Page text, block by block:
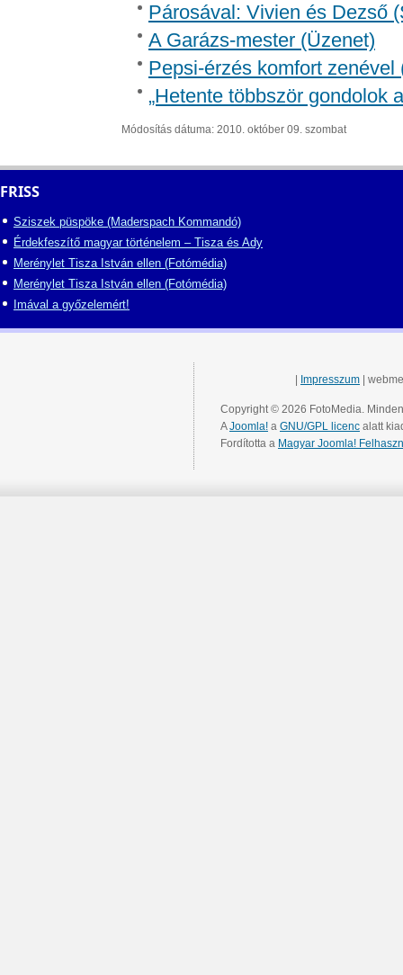
Párosával: Vivien és Dezső
A Garázs-mester (Üzenet)
Pepsi-érzés komfort zenével
„Hetente többször gondolok
Módosítás dátuma: 2010. október 09. szombat
FRISS
Sziszek püspöke (Maderspach Kommandó)
Érdekfeszítő magyar történelem – Tisza és Ady
Merénylet Tisza István ellen (Fotómédia)
Merénylet Tisza István ellen (Fotómédia)
Imával a győzelemért!
Impresszum |
Copyright © 2026 FotoMedia.
AJoomla! a GNU/GPL licenc alatt
Fordította a Magyar Joomla!